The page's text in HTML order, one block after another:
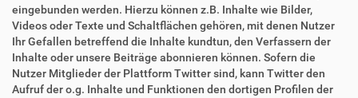
eingebunden werden. Hierzu können z.B. Inhalte wie Bilder,
Videos oder Texte und Schaltflächen gehören, mit denen Nutzer
Ihr Gefallen betreffend die Inhalte kundtun, den Verfassern der
Inhalte oder unsere Beiträge abonnieren können. Sofern die
Nutzer Mitglieder der Plattform Twitter sind, kann Twitter den
Aufruf der o.g. Inhalte und Funktionen den dortigen Profilen der